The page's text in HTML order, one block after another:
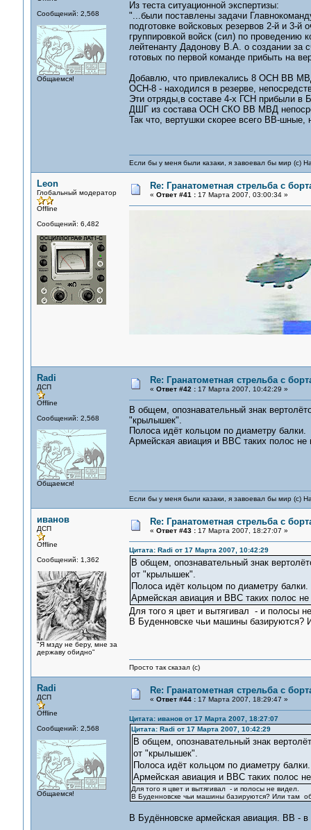
Сообщений: 2,568
Общаемся!
Из теста ситуационной экспертизы:
"...были поставлены задачи
подготовке войсковых резервов 2-й и
группировкой войск (сил) по проведению
лейтенанту Дадонову В.А. о создании за
готовых по первой команде прибыть на
Добавлю, что привлекались 8 ОСН ВВ
ОСН-8 - находился в резерве,
Эти отряды,в составе 4-х ГСН прибыли в
ДШГ из состава ОСН СКО ВВ МВД
Так что, вертушки скорее всего ВВ-шные,
Если бы у меня были казаки, я завоевал бы мир (с)
Leon
Глобальный модератор
Offline
Сообщений: 6,482
Re: Гранатометная стрельба с
« Ответ #41 :17 Марта 2007, 03:00:34 »
Radi
ДСП
Offline
Сообщений: 2,568
Общаемся!
Re: Гранатометная стрельба с
« Ответ #42 :17 Марта 2007, 10:42:29 »
В общем, опознавательный знак
"крылышек".
Полоса идёт кольцом по диаметру балки.
Армейская авиация и ВВС таких полос не
Если бы у меня были казаки, я завоевал бы мир (с)
иванов
ДСП
Offline
Сообщений: 1,362
"Я мзду не беру, мне за
державу обидно"
Re: Гранатометная стрельба с
« Ответ #43 :17 Марта 2007, 18:27:07 »
Цитата: Radi от 17 Марта 2007, 10:42:29
В общем, опознавательный знак
от "крылышек".
Полоса идёт кольцом по диаметру балки.
Армейская авиация и ВВС таких полос
Для того я цвет и вытягивал - и полосы
В Буденновске чьи машины базируются?
Просто так сказал (с)
Radi
ДСП
Offline
Сообщений: 2,568
Общаемся!
Re: Гранатометная стрельба с
« Ответ #44 :17 Марта 2007, 18:29:47 »
Цитата: иванов от 17 Марта 2007, 18:27:07
Цитата: Radi от 17 Марта 2007, 10:42:29
В общем, опознавательный знак
от "крылышек".
Полоса идёт кольцом по диаметру балки.
Армейская авиация и ВВС таких полос
Для того я цвет и вытягивал - и полосы не видел.
В Буденновске чьи машины базируются? Или там
В Будённовске армейская авиация. ВВ -